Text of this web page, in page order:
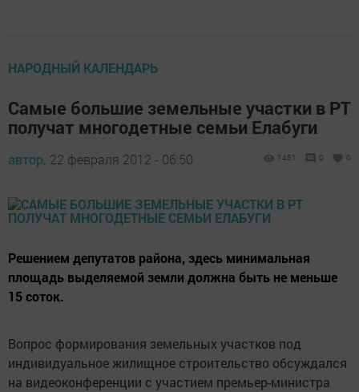
НАРОДНЫЙ КАЛЕНДАРЬ
Самые большие земельные участки в РТ
получат многодетные семьи Елабуги
автор, 22 февраля 2012 - 06:50 1451 0 0
Решением депутатов района, здесь минимальная
площадь выделяемой земли должна быть не меньше
15 соток.
Вопрос формирования земельных участков под
индивидуальное жилищное строительство обсуждался
на видеоконференции с участием премьер-министра